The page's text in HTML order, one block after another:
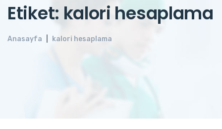
Etiket: kalori hesaplama
Anasayfa kalori hesaplama